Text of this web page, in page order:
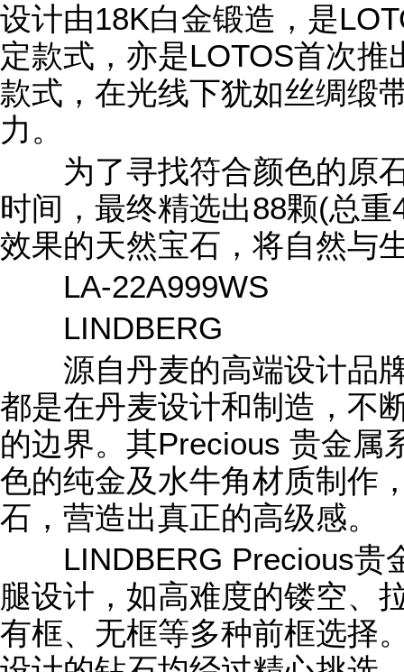
设计由18K白金锻造，是
定款式，亦是LOTOS首次
款式，在光线下犹如丝绸缎
力。
为了寻找符合颜色的原石
时间，最终精选出88颗(总
效果的天然宝石，将自然与
LA-22A999WS
LINDBERG
源自丹麦的高端设计品牌
都是在丹麦设计和制造，不
的边界。其Precious 贵金属
色的纯金及水牛角材质制作
石，营造出真正的高级感。
LINDBERG Precious贵
腿设计，如高难度的镂空、
有框、无框等多种前框选择